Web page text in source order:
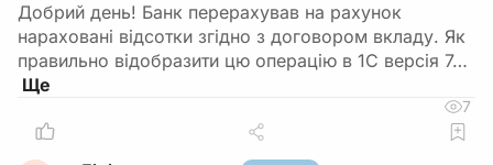
Добрий день! Банк перерахував на рахунок
нараховані відсотки згідно з договором вкладу. Як
правильно відобразити цю операцію в 1С версія 7…
7